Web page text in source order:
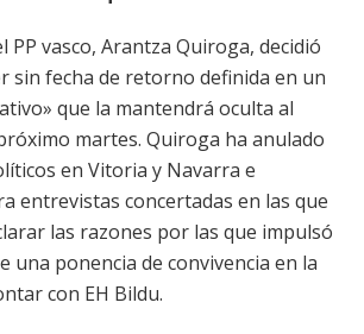
PP vasco, Arantza Quiroga, decidió
sin fecha de retorno definida en un
que la mantendrá oculta al
martes. Quiroga ha anulado
en Vitoria y Navarra e
entrevistas concertadas en las que
las razones por las que impulsó
una ponencia de convivencia en la
con EH Bildu.